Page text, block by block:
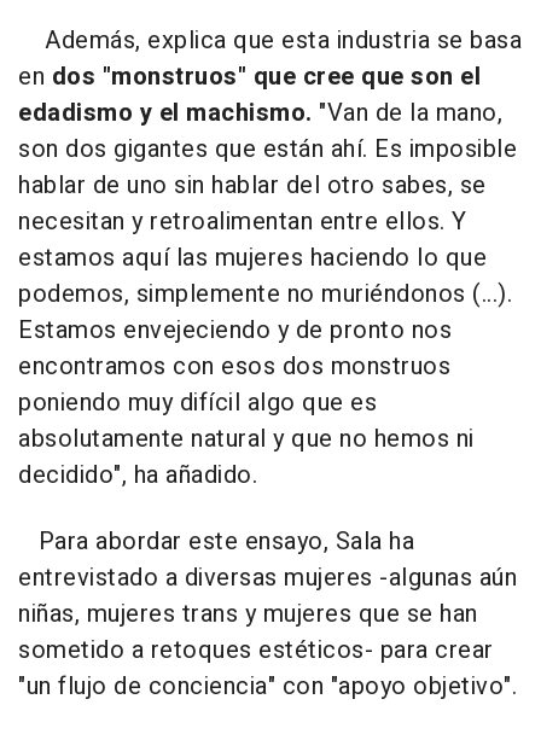
Además, explica que esta industria se basa
en dos "monstruos" que cree que son el
edadismo y el machismo. "Van de la mano,
son dos gigantes que están ahí. Es imposible
hablar de uno sin hablar del otro sabes, se
necesitan y retroalimentan entre ellos. Y
estamos aquí las mujeres haciendo lo que
podemos, simplemente no muriéndonos (...).
Estamos envejeciendo y de pronto nos
encontramos con esos dos monstruos
poniendo muy difícil algo que es
absolutamente natural y que no hemos ni
decidido", ha añadido.
Para abordar este ensayo, Sala ha
entrevistado a diversas mujeres -algunas aún
niñas, mujeres trans y mujeres que se han
sometido a retoques estéticos- para crear
"un flujo de conciencia" con "apoyo objetivo".